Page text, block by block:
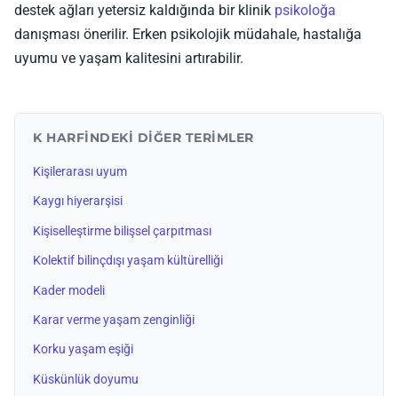
destek ağları yetersiz kaldığında bir klinik psikoloğa
danışması önerilir. Erken psikolojik müdahale, hastalığa
uyumu ve yaşam kalitesini artırabilir.
K HARFINDEKI DIĞER TERIMLER
Kişilerarası uyum
Kaygı hiyerarşisi
Kişiselleştirme bilişsel çarpıtması
Kolektif bilinçdışı yaşam kültürelliği
Kader modeli
Karar verme yaşam zenginliği
Korku yaşam eşiği
Küskünlük doyumu